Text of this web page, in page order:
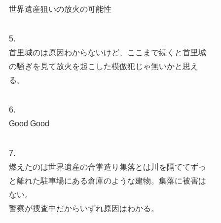
世界遺産狙いの放火の可能性
5.
首里城のは原因わからないけど、ここまで続くと首里城
の騒ぎを見て放火を起こした模倣犯じゃ無いかと思え
る。
6.
Good Good
7.
燃えたのは世界遺産の合掌造り集落とは川を隔ててずっ
と離れた駐車場にある倉庫のような建物。集落に被害は
ない。
警察が捜査中だからいずれ原因はわかる。